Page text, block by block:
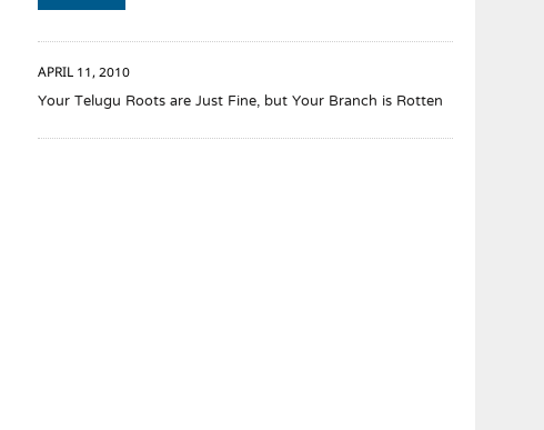
APRIL 11, 2010
Your Telugu Roots are Just Fine, but Your Branch is Rotten